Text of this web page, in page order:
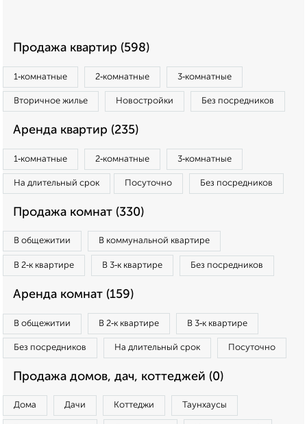
Продажа квартир (598)
1‑комнатные 2‑комнатные 3‑комнатные
Вторичное жилье Новостройки Без посредников
Аренда квартир (235)
1‑комнатные 2‑комнатные 3‑комнатные
На длительный срок Посуточно Без посредников
Продажа комнат (330)
В общежитии В коммунальной квартире
В 2‑к квартире В 3‑к квартире Без посредников
Аренда комнат (159)
В общежитии В 2‑к квартире В 3‑к квартире
Без посредников На длительный срок Посуточно
Продажа домов, дач, коттеджей (0)
Дома Дачи Коттеджи Таунхаусы